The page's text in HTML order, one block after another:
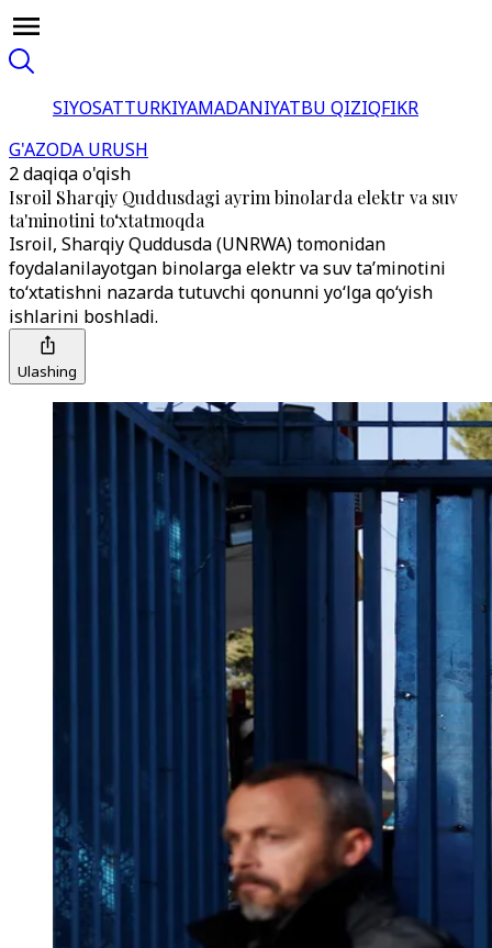
SIYOSATTURKIYAMADANIYATBU QIZIQFIKR
G'AZODA URUSH
2 daqiqa o'qish
Isroil Sharqiy Quddusdagi ayrim binolarda elektr va suv
ta'minotini to‘xtatmoqda
Isroil, Sharqiy Quddusda (UNRWA) tomonidan
foydalanilayotgan binolarga elektr va suv ta’minotini
to‘xtatishni nazarda tutuvchi qonunni yo‘lga qo‘yish
ishlarini boshladi.
Ulashing